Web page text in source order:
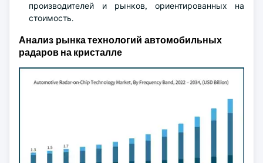
производителей и рынков, ориентированных на
стоимость.
Анализ рынка технологий автомобильных
радаров на кристалле